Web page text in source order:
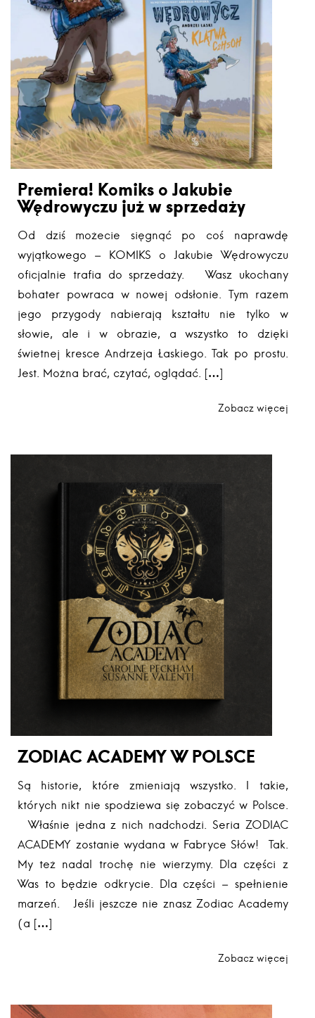
Premiera! Komiks o Jakubie
Wędrowyczu już w sprzedaży
Od dziś możecie sięgnąć po coś naprawdę
wyjątkowego – KOMIKS o Jakubie Wędrowyczu
oficjalnie trafia do sprzedaży. Wasz ukochany
bohater powraca w nowej odsłonie. Tym razem
jego przygody nabierają kształtu nie tylko w
słowie, ale i w obrazie, a wszystko to dzięki
świetnej kresce Andrzeja Łaskiego. Tak po prostu.
Jest. Można brać, czytać, oglądać. […]
Zobacz więcej
ZODIAC ACADEMY W POLSCE
Są historie, które zmieniają wszystko. I takie,
których nikt nie spodziewa się zobaczyć w Polsce.
Właśnie jedna z nich nadchodzi. Seria ZODIAC
ACADEMY zostanie wydana w Fabryce Słów! Tak.
My też nadal trochę nie wierzymy. Dla części z
Was to będzie odkrycie. Dla części – spełnienie
marzeń. Jeśli jeszcze nie znasz Zodiac Academy
(a […]
Zobacz więcej